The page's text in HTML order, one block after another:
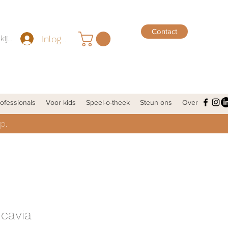
Inloggen
Punten bekijken
Contact
Voor kids Speel-o-theek Steun ons Over